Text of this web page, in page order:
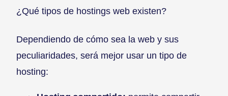
¿Qué tipos de hostings web existen?
Dependiendo de cómo sea la web y sus
peculiaridades, será mejor usar un tipo de
hosting: